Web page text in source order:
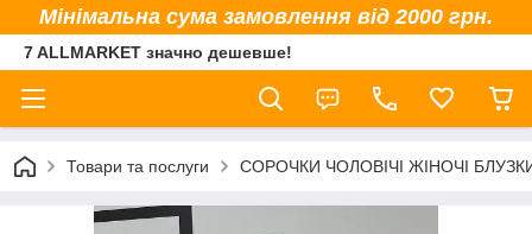
Мінімальна сума замовлення від 2000 грн.
7 ALLMARKET значно дешевше!
Товари та послуги СОРОЧКИ ЧОЛОВІЧІ ЖІНОЧІ